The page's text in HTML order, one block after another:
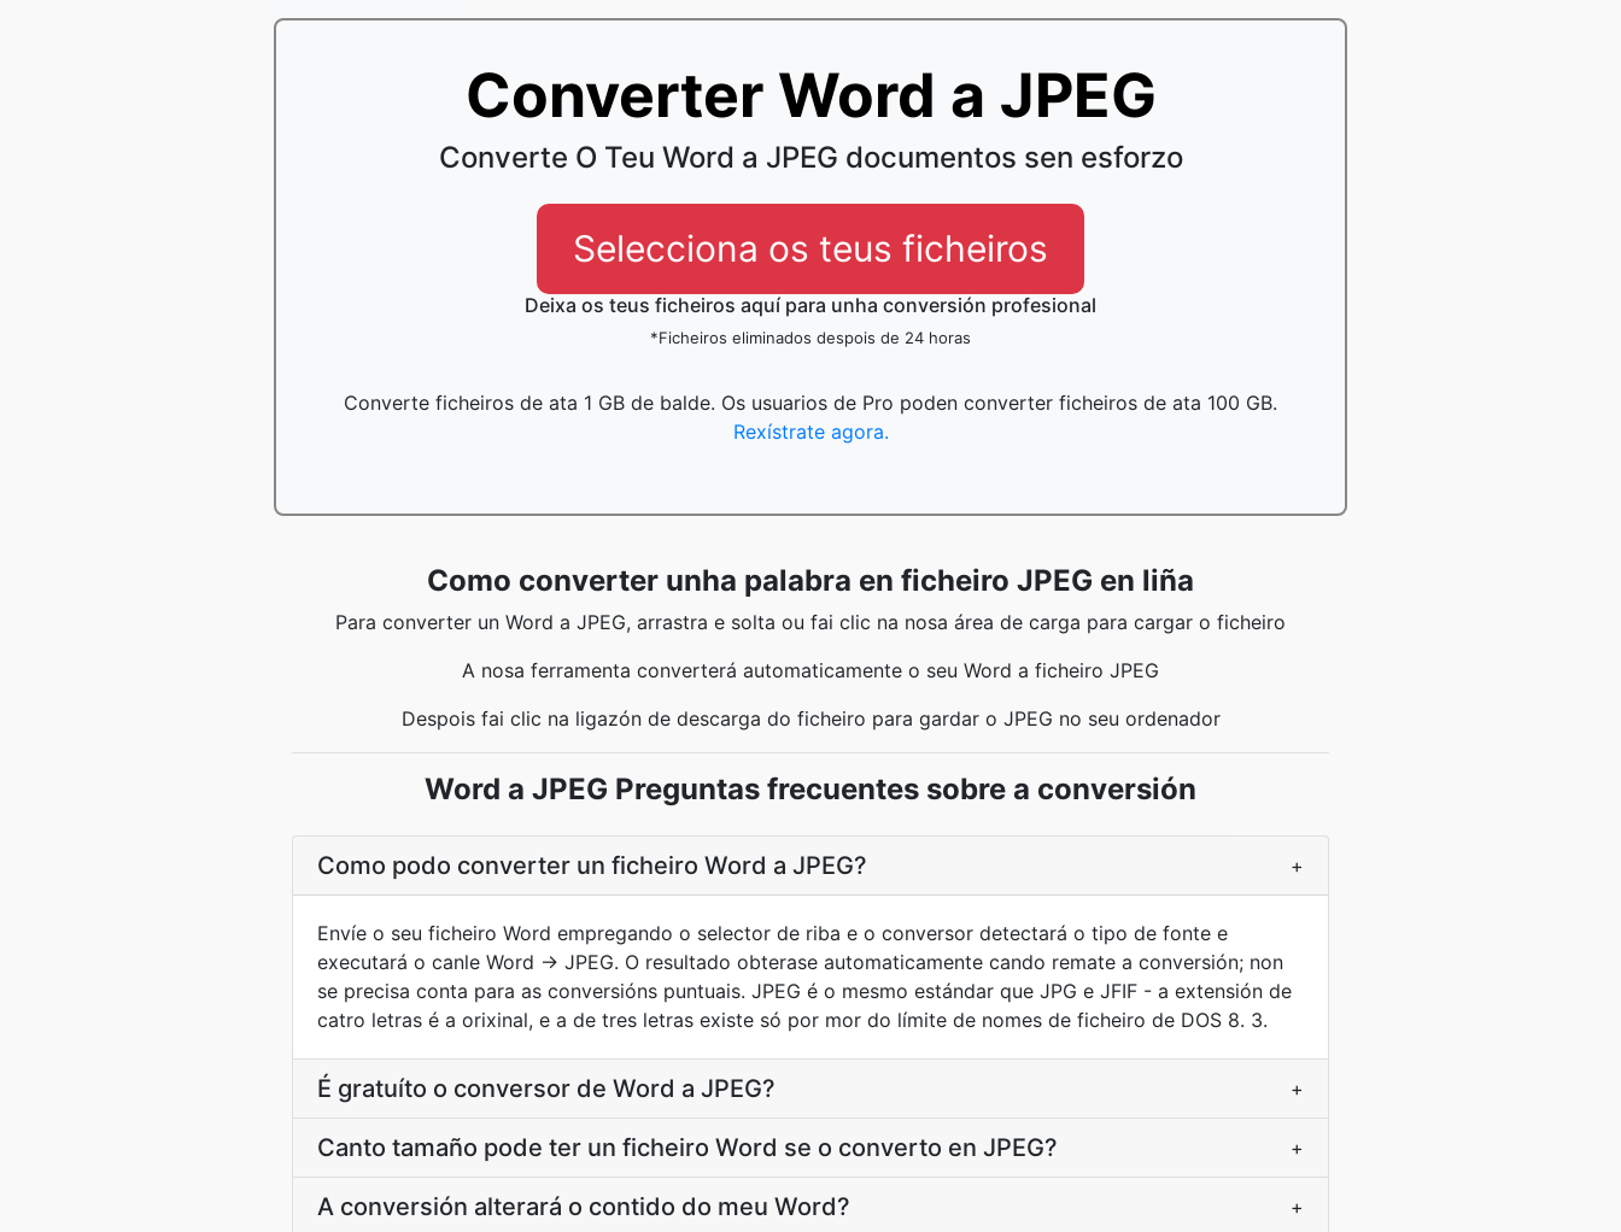
Converter Word a JPEG
Converte O Teu Word a JPEG documentos sen esforzo
Selecciona os teus ficheiros
Deixa os teus ficheiros aquí para unha conversión profesional
*Ficheiros eliminados despois de 24 horas
Converte ficheiros de ata 1 GB de balde. Os usuarios de Pro poden converter ficheiros de ata 100 GB.
Rexístrate agora.
Como converter unha palabra en ficheiro JPEG en liña
Para converter un Word a JPEG, arrastra e solta ou fai clic na nosa área de carga para cargar o ficheiro
A nosa ferramenta converterá automaticamente o seu Word a ficheiro JPEG
Despois fai clic na ligazón de descarga do ficheiro para gardar o JPEG no seu ordenador
Word a JPEG Preguntas frecuentes sobre a conversión
Como podo converter un ficheiro Word a JPEG? +
Envíe o seu ficheiro Word empregando o selector de riba e o conversor detectará o tipo de fonte e
executará o canle Word → JPEG. O resultado obterase automaticamente cando remate a conversión; non
se precisa conta para as conversións puntuais. JPEG é o mesmo estándar que JPG e JFIF - a extensión de
catro letras é a orixinal, e a de tres letras existe só por mor do límite de nomes de ficheiro de DOS 8. 3.
É gratuíto o conversor de Word a JPEG? +
Canto tamaño pode ter un ficheiro Word se o converto en JPEG? +
A conversión alterará o contido do meu Word? +